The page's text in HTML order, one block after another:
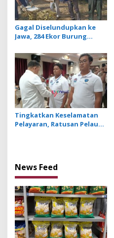
Gagal Diselundupkan ke
Jawa, 284 Ekor Burung
Dilepasliarkan Cegah
Ancaman Penyakit
Tingkatkan Keselamatan
Pelayaran, Ratusan Pelaut
News Feed